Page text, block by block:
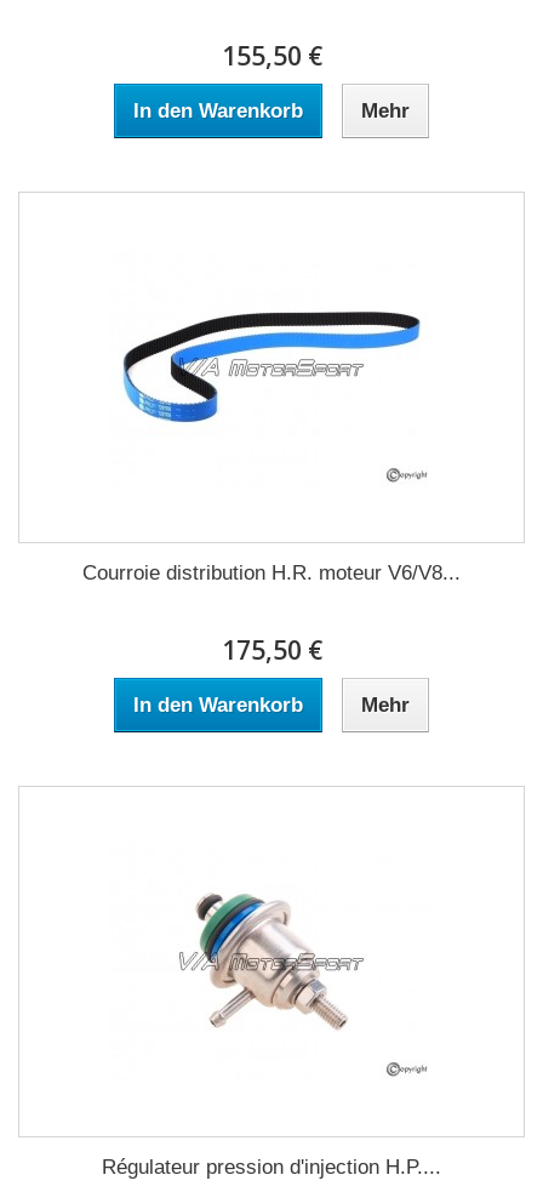
155,50 €
In den Warenkorb Mehr
Courroie distribution H.R. moteur V6/V8...
175,50 €
In den Warenkorb Mehr
Régulateur pression d'injection H.P....